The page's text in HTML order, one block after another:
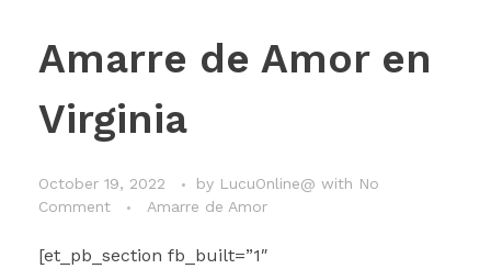
Amarre de Amor en
Virginia
October 19, 2022 by LucuOnline@ with No
Comment
Amarre de Amor
[et_pb_section fb_built=”1″